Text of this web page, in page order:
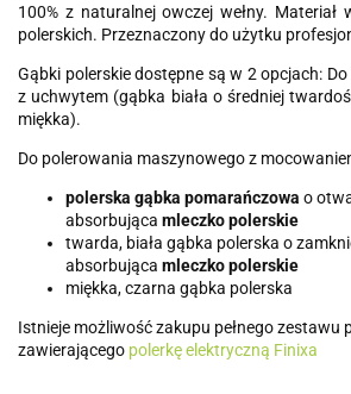
100% z naturalnej owczej wełny. Materiał
polerskich. Przeznaczony do użytku
Gąbki polerskie dostępne są w 2 opcjach:
z uchwytem (gąbka biała o średniej
miękka).
Do polerowania maszynowego z
polerska gąbka pomarańczowa o
absorbująca mleczko polerskie
twarda, biała gąbka polerska o
absorbująca mleczko polerskie
miękka, czarna gąbka polerska
Istnieje możliwość zakupu pełnego zestawu
zawierającego polerkę elektryczną Finixa